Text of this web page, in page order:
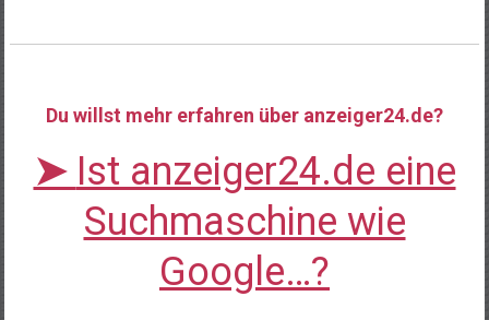
Du willst mehr erfahren über anzeiger24.de?
➤ Ist anzeiger24.de eine
Suchmaschine wie
Google…?